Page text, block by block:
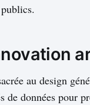
au design
de données pour